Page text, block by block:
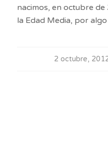
nacimos, en octubre
la Edad Media, por
2 octubre,
/